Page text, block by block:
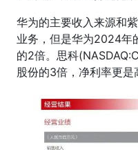
华为的主要收入来源和
业务，但是华为2024年
的2倍。思科
股份的3倍，净利率更是